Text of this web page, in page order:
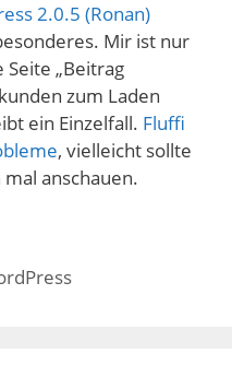
2.0.5 (Ronan)
Mir ist nur
Seite „Beitrag
zum Laden
ein Einzelfall. Fluffi
, vielleicht sollte
mal anschauen.